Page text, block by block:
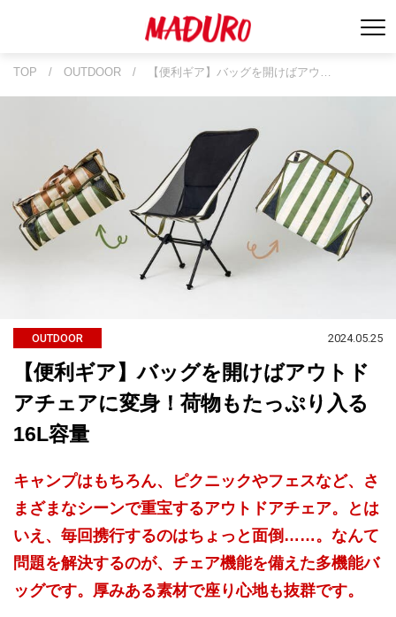
TOP / OUTDOOR / 【便利ギア】バッグを開けばアウ…
OUTDOOR 2024.05.25
【便利ギア】バッグを開けばアウトド
アチェアに変身！荷物もたっぷり入る
16L容量
キャンプはもちろん、ピクニックやフェスなど、さ
まざまなシーンで重宝するアウトドアチェア。とは
いえ、毎回携行するのはちょっと面倒……。なんて
問題を解決するのが、チェア機能を備えた多機能バ
ッグです。厚みある素材で座り心地も抜群です。